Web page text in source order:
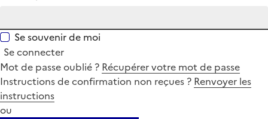
Se souvenir de moi
Se connecter
Mot de passe oublié ? Récupérer votre mot de passe
Instructions de confirmation non reçues ? Renvoyer les
instructions
ou